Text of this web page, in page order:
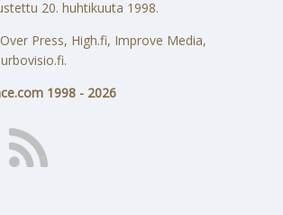
20. huhtikuuta 1998.
Press, High.fi, Improve Media,
1998 - 2026